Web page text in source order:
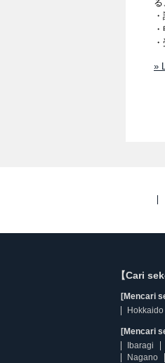
»
【Cari
[Mencari
Hokkaido
[Mencari
Ibaragi
Nagano